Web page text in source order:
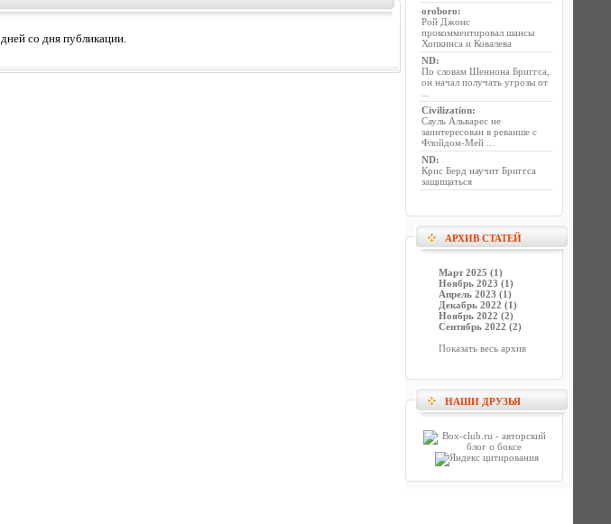
дней со дня публикации.
oroboro:
Рой Джонс
прокомментировал шансы
Хопкинса и Ковалева
ND:
По словам Шеннона Бриггса,
он начал получать угрозы от
Civilization:
Сауль Альварес не
заинтересован в реванше с
Флойдом-Мей ...
ND:
Крис Берд научит Бриггса
защищаться
АРХИВ СТАТЕЙ
Март 2025 (1)
Ноябрь 2023 (1)
Апрель 2023 (1)
Декабрь 2022 (1)
Ноябрь 2022 (2)
Сентябрь 2022 (2)
Показать весь архив
НАШИ ДРУЗЬЯ